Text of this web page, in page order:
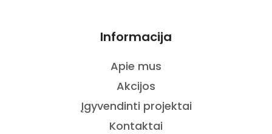
Informacija
Apie mus
Akcijos
Įgyvendinti projektai
Kontaktai